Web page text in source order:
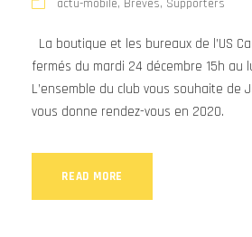
La boutique et les bureaux de l’US
fermés du mardi 24 décembre 15h au
L’ensemble du club vous souhaite de
vous donne rendez-vous en 2020.
READ MORE